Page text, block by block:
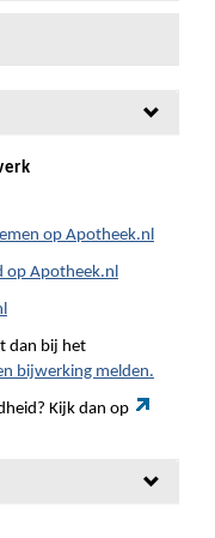
op Apotheek.nl
op Apotheek.nl
dan bij het
bijwerking melden.
Kijk dan op